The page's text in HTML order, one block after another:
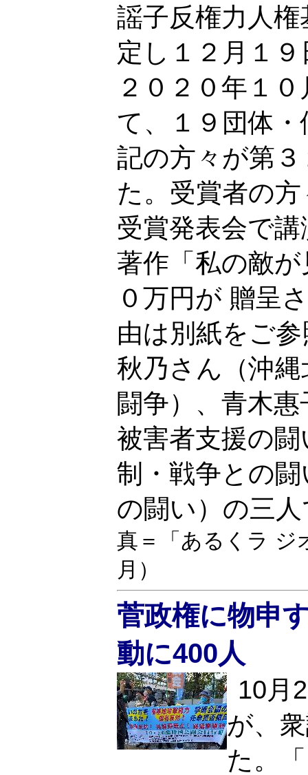
謡子反権力人
定し１２月１
２０２０年１
て、１９団体
記の方々が第
た。受賞者の
受賞発表会で
著作「私の敵
０万円が 贈呈
由は別紙をご
秋乃さん（沖
闘争）、青木
被害者支援の
制・戦争との
の闘い）の三
真＝「あるくラ ジ
月）
菅政権に物申
動に400人
10月
が、
た。